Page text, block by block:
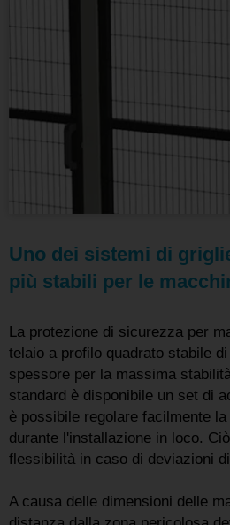
Uno dei sistemi di
più stabili per le
La protezione di sicurezza per
telaio a profilo quadrato stabile
spessore per la massima
standard è disponibile un set di
è possibile regolare facilmente
durante l'installazione in loco.
flessibilità in caso di deviazioni
A causa delle dimensioni delle